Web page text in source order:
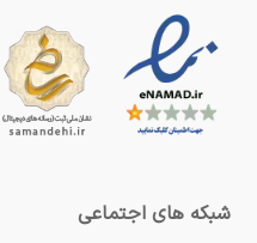
شبکه های اجتماعی